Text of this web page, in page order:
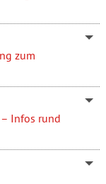
zum
Infos rund